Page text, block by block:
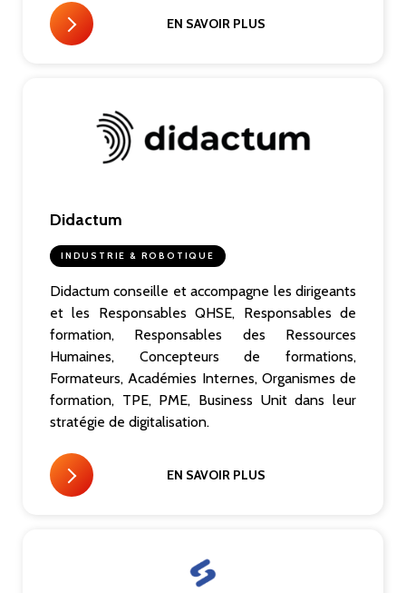
EN SAVOIR PLUS
Didactum
INDUSTRIE & ROBOTIQUE
Didactum conseille et accompagne les dirigeants
et les Responsables QHSE, Responsables de
formation, Responsables des Ressources
Humaines, Concepteurs de formations,
Formateurs, Académies Internes, Organismes de
formation, TPE, PME, Business Unit dans leur
stratégie de digitalisation.
EN SAVOIR PLUS